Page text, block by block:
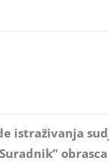
istraživanja